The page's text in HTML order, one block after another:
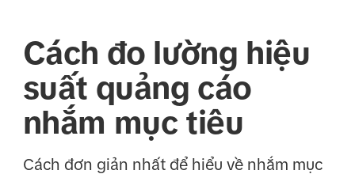
Cách đo lường hiệu
suất quảng cáo
nhắm mục tiêu
Cách đơn giản nhất để hiểu về nhắm mục